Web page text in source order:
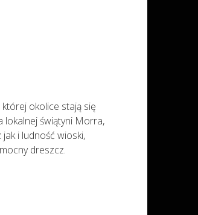
okolice stają się
lokalnej świątyni Morra,
i ludność wioski,
dreszcz.